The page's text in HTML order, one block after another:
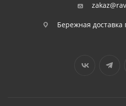
Бережная доставка